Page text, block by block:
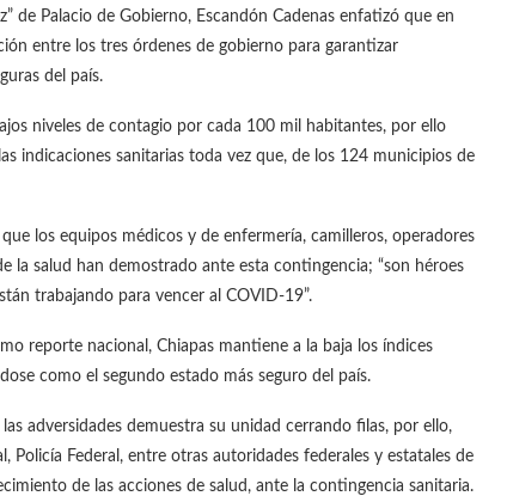
de Palacio de Gobierno, Escandón Cadenas enfatizó que en
entre los tres órdenes de gobierno para garantizar
del país.
niveles de contagio por cada 100 mil habitantes, por ello
indicaciones sanitarias toda vez que, de los 124 municipios de
los equipos médicos y de enfermería, camilleros, operadores
la salud han demostrado ante esta contingencia; “son héroes
trabajando para vencer al COVID-19”.
reporte nacional, Chiapas mantiene a la baja los índices
como el segundo estado más seguro del país.
adversidades demuestra su unidad cerrando filas, por ello,
Federal, entre otras autoridades federales y estatales de
de las acciones de salud, ante la contingencia sanitaria.